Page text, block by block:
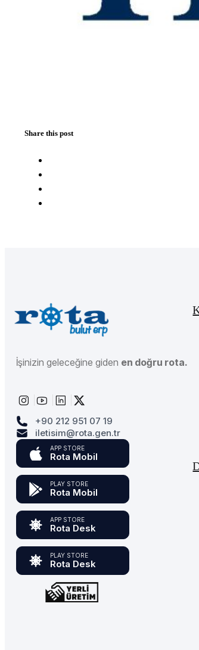
Share this post
İşinizin geleceğine giden en doğru rota.
+90 212 951 07 19
iletisim@rota.gen.tr
APP STORE
Rota Mobil
PLAY STORE
Rota Mobil
APP STORE
Rota Desk
PLAY STORE
Rota Desk